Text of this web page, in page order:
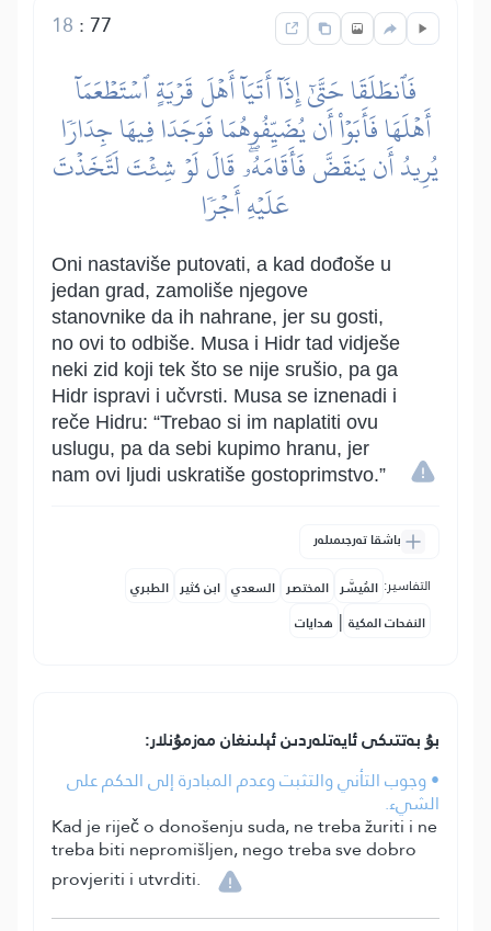
77
:
18
فَٱنطَلَقَا حَتَّىٰٓ إِذَآ أَتَيَآ أَهۡلَ قَرۡيَةٍ ٱسۡتَطۡعَمَآ
أَهۡلَهَا فَأَبَوۡاْ أَن يُضَيِّفُوهُمَا فَوَجَدَا فِيهَا جِدَارٗا
يُرِيدُ أَن يَنقَضَّ فَأَقَامَهُۥۖ قَالَ لَوۡ شِئۡتَ لَتَّخَذۡتَ
عَلَيۡهِ أَجۡرٗا
Oni nastaviše putovati, a kad dođoše u
jedan grad, zamoliše njegove
stanovnike da ih nahrane, jer su gosti,
no ovi to odbiše. Musa i Hidr tad vidješe
neki zid koji tek što se nije srušio, pa ga
Hidr ispravi i učvrsti. Musa se iznenadi i
reče Hidru: “Trebao si im naplatiti ovu
uslugu, pa da sebi kupimo hranu, jer
nam ovi ljudi uskratiše gostoprimstvo.”
باشقا تەرجىمىلەر
التفاسير: المُيسَّر المختصر السعدي ابن كثير الطبري
النفحات المكية | هدايات
بۇ بەتتىكى ئايەتلەردىن ئېلىنغان مەزمۇنلار:
• وجوب التأني والتثبت وعدم المبادرة إلى الحكم على
الشيء.
Kad je riječ o donošenju suda, ne treba žuriti i ne
treba biti nepromišljen, nego treba sve dobro
provjeriti i utvrditi.